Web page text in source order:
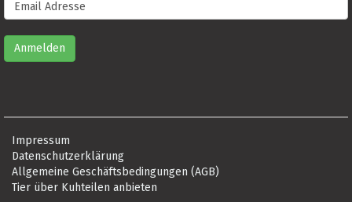
Impressum
Datenschutzerklärung
Allgemeine Geschäftsbedingungen (AGB)
Tier über Kuhteilen anbieten